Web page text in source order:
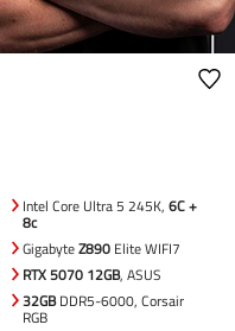
Intel Core Ultra 5 245K, 6C +
8c
GigabyteZ890Elite WIFI7
RTX 5070 12GB, ASUS
32GBDDR5-6000, Corsair
RGB